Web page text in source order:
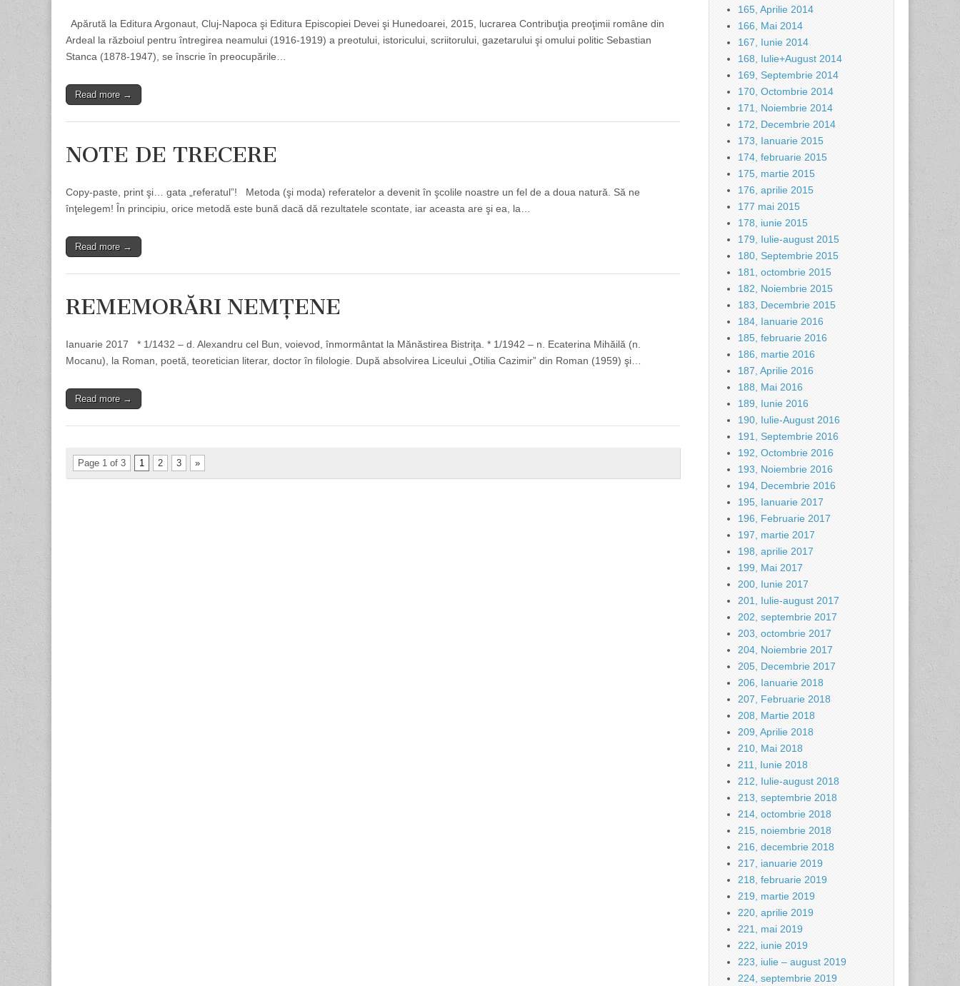
Apărută la Editura Argonaut, Cluj-Napoca şi Editura Episcopiei Devei şi Hunedoarei, 2015, lucrarea Contribuţia preoţimii române din
Ardeal la războiul pentru întregirea neamului (1916-1919) a preotului, istoricului, scriitorului, gazetarului şi omului politic Sebastian
Stanca (1878-1947), se înscrie în preocupările…
Read more →
NOTE DE TRECERE
Copy-paste, print şi… gata „referatul”! Metoda (şi moda) referatelor a devenit în şcolile noastre un fel de a doua natură. Să ne
înţelegem! În principiu, orice metodă este bună dacă dă rezultatele scontate, iar aceasta are şi ea, la…
Read more →
REMEMORĂRI NEMŢENE
Ianuarie 2017 * 1/1432 – d. Alexandru cel Bun, voievod, înmormântat la Mănăstirea Bistriţa. * 1/1942 – n. Ecaterina Mihăilă (n.
Mocanu), la Roman, poetă, teoretician literar, doctor în filologie. După absolvirea Liceului „Otilia Cazimir” din Roman (1959) şi…
Read more →
Page 1 of 3 1 2 3 »
165, Aprilie 2014
166, Mai 2014
167, Iunie 2014
168, Iulie+August 2014
169, Septembrie 2014
170, Octombrie 2014
171, Noiembrie 2014
172, Decembrie 2014
173, Ianuarie 2015
174, februarie 2015
175, martie 2015
176, aprilie 2015
177 mai 2015
178, iunie 2015
179, Iulie-august 2015
180, Septembrie 2015
181, octombrie 2015
182, Noiembrie 2015
183, Decembrie 2015
184, Ianuarie 2016
185, februarie 2016
186, martie 2016
187, Aprilie 2016
188, Mai 2016
189, Iunie 2016
190, Iulie-August 2016
191, Septembrie 2016
192, Octombrie 2016
193, Noiembrie 2016
194, Decembrie 2016
195, Ianuarie 2017
196, Februarie 2017
197, martie 2017
198, aprilie 2017
199, Mai 2017
200, Iunie 2017
201, Iulie-august 2017
202, septembrie 2017
203, octombrie 2017
204, Noiembrie 2017
205, Decembrie 2017
206, Ianuarie 2018
207, Februarie 2018
208, Martie 2018
209, Aprilie 2018
210, Mai 2018
211, Iunie 2018
212, Iulie-august 2018
213, septembrie 2018
214, octombrie 2018
215, noiembrie 2018
216, decembrie 2018
217, ianuarie 2019
218, februarie 2019
219, martie 2019
220, aprilie 2019
221, mai 2019
222, iunie 2019
223, iulie – august 2019
224, septembrie 2019